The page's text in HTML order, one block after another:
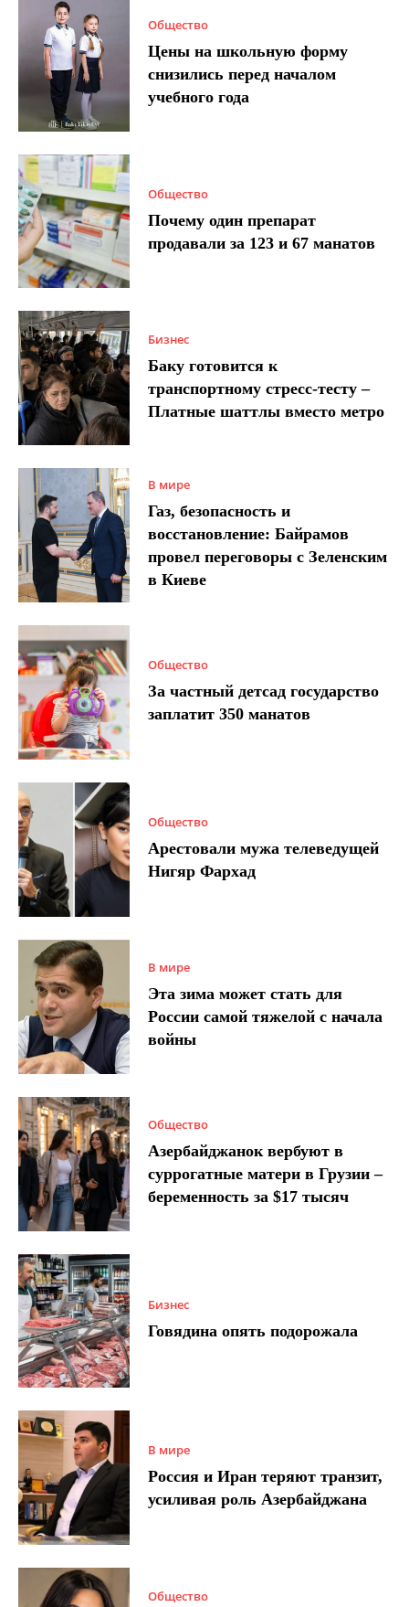
Общество
Цены на школьную форму
снизились перед началом
учебного года
Общество
Почему один препарат
продавали за 123 и 67 манатов
Бизнес
Баку готовится к
транспортному стресс-тесту –
Платные шаттлы вместо метро
В мире
Газ, безопасность и
восстановление: Байрамов
провел переговоры с Зеленским
в Киеве
Общество
За частный детсад государство
заплатит 350 манатов
Общество
Арестовали мужа телеведущей
Нигяр Фархад
В мире
Эта зима может стать для
России самой тяжелой с начала
войны
Общество
Азербайджанок вербуют в
суррогатные матери в Грузии –
беременность за $17 тысяч
Бизнес
Говядина опять подорожала
В мире
Россия и Иран теряют транзит,
усиливая роль Азербайджана
Общество